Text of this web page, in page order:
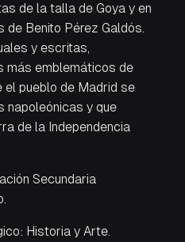
de la talla de Goya y en
de Benito Pérez Galdós.
y escritas,
más emblemáticos de
el pueblo de Madrid se
napoleónicas y que
de la Independencia
Secundaria
Historia y Arte.